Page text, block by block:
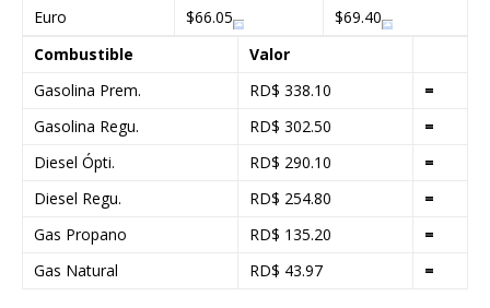
Euro
$66.05
$69.40
Combustible
Valor
Gasolina Prem.
RD$ 338.10
=
Gasolina Regu.
RD$ 302.50
=
Diesel Ópti.
RD$ 290.10
=
Diesel Regu.
RD$ 254.80
=
Gas Propano
RD$ 135.20
=
Gas Natural
RD$ 43.97 =